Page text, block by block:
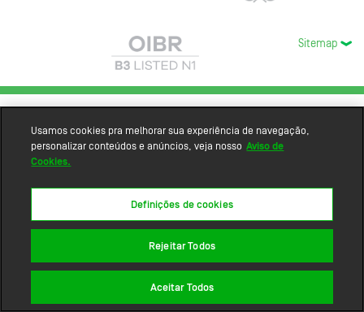
Sitemap
Usamos cookies pra melhorar sua experiência de navegação,
personalizar conteúdos e anúncios, veja nosso Aviso de
Cookies.
Definições de cookies
Rejeitar Todos
Aceitar Todos